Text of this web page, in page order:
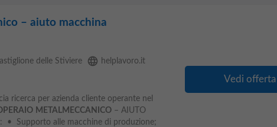
– aiuto macchina
delle Stiviere language helplavoro.it
ricerca per azienda cliente operante nel
METALMECCANICO– AIUTO
• Supporto alle macchine di produzione;
Vedi offerta